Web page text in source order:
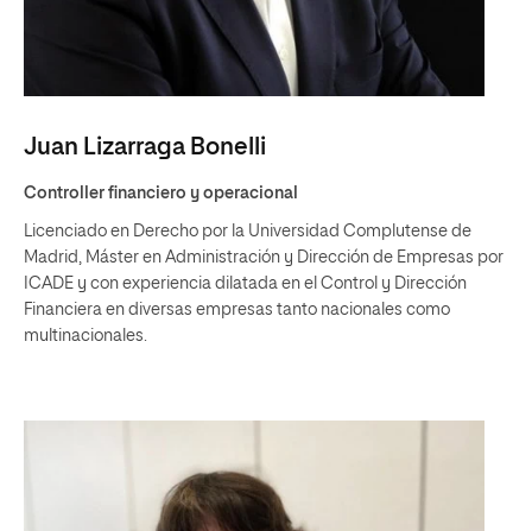
Juan Lizarraga Bonelli
Controller financiero y operacional
Licenciado en Derecho por la Universidad Complutense de
Madrid, Máster en Administración y Dirección de Empresas por
ICADE y con experiencia dilatada en el Control y Dirección
Financiera en diversas empresas tanto nacionales como
multinacionales.